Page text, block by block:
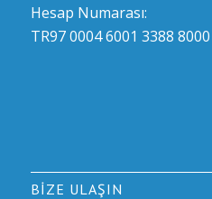
Hesap Numarası:
TR97 0004 6001 3388
BIZE ULAŞIN